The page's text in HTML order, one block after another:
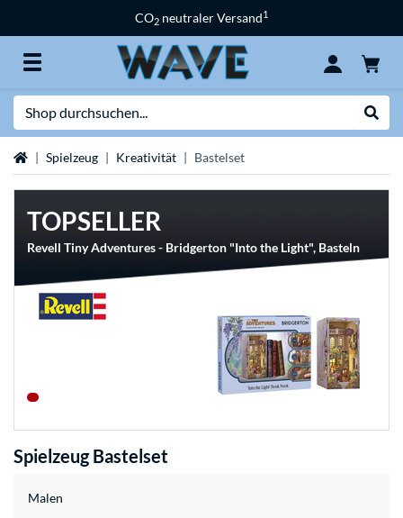
CO2 neutraler Versand1
StartseiteSpielzeug Kreativität Bastelset
TOPSELLER
Revell Tiny Adventures - Bridgerton "Into the Light", Basteln
Spielzeug Bastelset
Malen